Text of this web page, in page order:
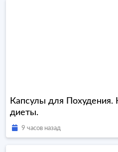
Капсулы для Похудения.
диеты.
9 часов назад